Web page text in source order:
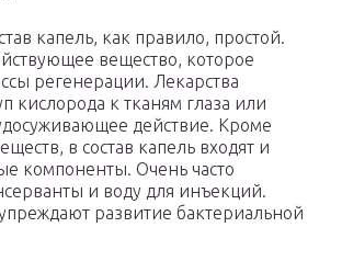
капель, как правило, простой.
вещество, которое
регенерации. Лекарства
кислорода к тканям глаза или
действие. Кроме
в состав капель входят и
компоненты. Очень часто
и воду для инъекций.
развитие бактериальной